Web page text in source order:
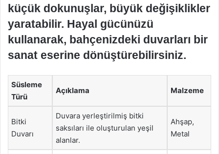
küçük dokunuşlar, büyük değişiklikler
yaratabilir. Hayal gücünüzü
kullanarak, bahçenizdeki duvarları bir
sanat eserine dönüştürebilirsiniz.
Süsleme
Türü
Açıklama Malzeme
Bitki
Duvarı
Duvara yerleştirilmiş bitki
saksıları ile oluşturulan yeşil
alanlar.
Ahşap,
Metal